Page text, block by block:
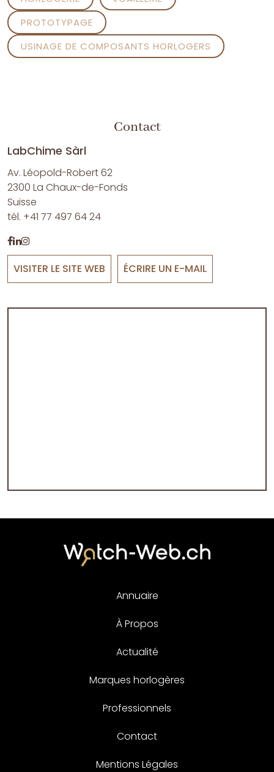
PROTOTYPAGE
USINAGE DE COMPOSANTS HORLOGERS
Contact
LabChime Sàrl
Av. Léopold-Robert 62
2300 La Chaux-de-Fonds
Suisse
tél. +41 77 497 64 24
VISITER LE SITE WEB ÉCRIRE UN E-MAIL
Annuaire
À Propos
Actualité
Marques horlogères
Professionnels
Contact
Mentions Légales